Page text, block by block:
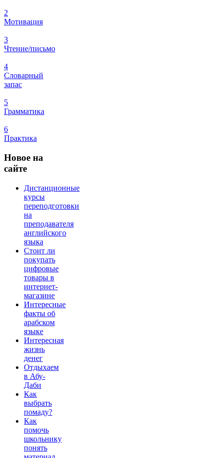
2
Мотивация
3
Чтение/письмо
4
Словарный
запас
5
Грамматика
6
Практика
Новое на
сайте
Дистанционные
курсы
переподготовки
на
преподавателя
английского
языка
Стоит ли
покупать
цифровые
товары в
интернет-
магазине
Интересные
факты об
арабском
языке
Интересная
жизнь
денег
Отдыхаем
в Абу-
Даби
Как
выбрать
помаду?
Как
помочь
школьнику
понять